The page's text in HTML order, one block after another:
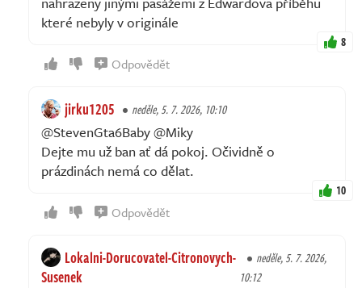
které nebyly v originále
8
Odpovědět
jirku1205 neděle, 5. 7. 2026, 10:10
@StevenGta6Baby @Miky
Dejte mu už ban ať dá pokoj. Očividně o
prázdinách nemá co dělat.
10
Odpovědět
Lokalni-Dorucovatel-Citronovych-
Susenek
neděle, 5. 7. 2026,
10:12